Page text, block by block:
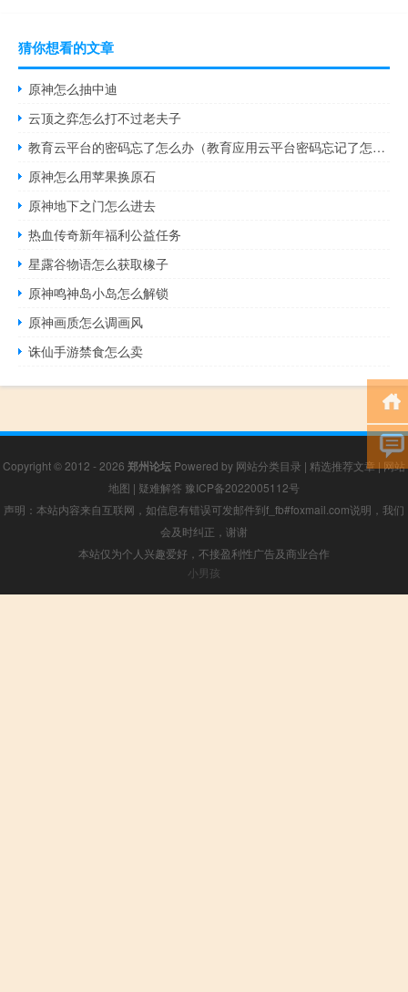
猜你想看的文章
原神怎么抽中迪
云顶之弈怎么打不过老夫子
教育云平台的密码忘了怎么办（教育应用云平台密码忘记了怎么办）
原神怎么用苹果换原石
原神地下之门怎么进去
热血传奇新年福利公益任务
星露谷物语怎么获取橡子
原神鸣神岛小岛怎么解锁
原神画质怎么调画风
诛仙手游禁食怎么卖
Copyright © 2012 - 2026 郑州论坛 Powered by 网站分类目录 | 精选推荐文章|网站
地图 | 疑难解答 豫ICP备2022005112号
声明：本站内容来自互联网，如信息有错误可发邮件到f_fb#foxmail.com说明，我们
会及时纠正，谢谢
本站仅为个人兴趣爱好，不接盈利性广告及商业合作
小男孩